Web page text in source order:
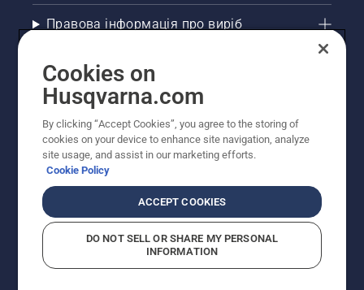
Правова інформація про виріб
Інші сайти Husqvarna
Рекомендовані інтернет-магазини
Cookies on
Husqvarna.com
By clicking “Accept Cookies”, you agree to the storing of
cookies on your device to enhance site navigation, analyze
site usage, and assist in our marketing efforts.
Cookie Policy
ACCEPT COOKIES
DO NOT SELL OR SHARE MY PERSONAL
INFORMATION